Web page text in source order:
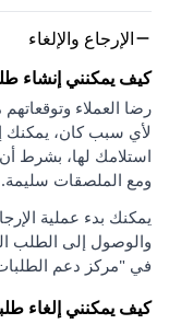
الإرجاع والإلغاء
كيف يمكنني إنشاء
رضا العملاء
استلامك لها، بشرط
ومع الملصقات سليمة.
يمكنك بدء عملية
والوصول إلى الطلب
في "مركز دعم
كيف يمكنني إلغاء